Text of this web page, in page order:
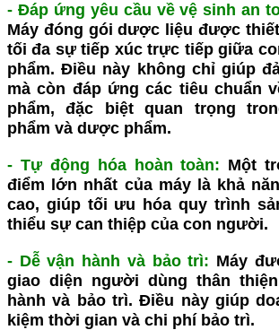
- Đáp ứng yêu cầu về vệ sinh an
Máy đóng gói dược liệuđược
tối đa sự tiếp xúc trực tiếp giữa
phẩm. Điều này không chỉ giúp
mà còn đáp ứng các tiêu chuẩn
phẩm, đặc biệt quan trọng
phẩm và dược phẩm.
- Tự động hóa hoàn toàn: Một
điểm lớn nhất của máy là khả
cao, giúp tối ưu hóa quy trình
thiểu sự can thiệp của con người.
- Dễ vận hành và bảo trì: Máy
giao diện người dùng thân
hành và bảo trì. Điều này giúp
kiệm thời gian và chi phí bảo trì.